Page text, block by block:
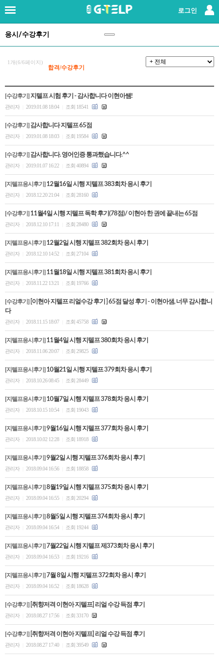
로그인
×
로그인|회원가입
지텔프란?
강사소개
패키지강좌
단과강좌
레벨테스트
응시/수강후기 (147)
고객센터
수강바구니|주문/배송
응시/수강후기
합격/수강후기
1개(6/6페이지)
[수강후기] 지텔프 시험 후기 - 감사합니다 이현아쌤!
관리자 2019.01.08 18:04 조회 18541
[수강후기] 감사합니다 지텔프 65점
관리자 2019.01.08 18:03 조회 19584
[수강후기] 감사합니다. 영어인증 통과했습니다.^^
관리자 2019.01.07 16:22 조회 40894
[지텔프응시후기] 12월16일 시행 지텔프 383회차 응시 후기
관리자 2018.12.20 21:04 조회 28160
[수강후기] 11월4일 시행 지텔프 독학 후기(78점)/ 이현아 한 권에 끝내는 65점
관리자 2018.12.10 17:11 조회 28480
[지텔프응시후기] 12월2일 시행 지텔프 382회차 응시 후기
관리자 2018.12.10 14:52 조회 27104
[지텔프응시후기] 11월18일 시행 지텔프 381회차 응시 후기
관리자 2018.11.22 13:21 조회 19766
[수강후기] [이현아 지텔프 리얼수강 후기 ] 65점 달성 후기 - 이현아샘, 너무 감사합니
다
관리자 2018.11.15 18:07 조회 45758
[지텔프응시후기] 11월4일 시행 지텔프 380회차 응시 후기
관리자 2018.11.06 20:07 조회 29825
[지텔프응시후기] 10월21일 시행 지텔프 379회차 응시 후기
관리자 2018.10.26 08:45 조회 28449
[지텔프응시후기] 10월7일 시행 지텔프 378회차 응시 후기
관리자 2018.10.15 10:54 조회 19043
[지텔프응시후기] 9월16일 시행 지텔프 377회차 응시 후기
관리자 2018.10.02 12:28 조회 18918
[지텔프응시후기] 9월2일 시행 지텔프 376회차 응시 후기
관리자 2018.09.04 16:56 조회 18858
[지텔프응시후기] 8월19일 시행 지텔프 375회차 응시 후기
관리자 2018.09.04 16:55 조회 20294
[지텔프응시후기] 8월5일 시행 지텔프 374회차 응시 후기
관리자 2018.09.04 16:54 조회 19244
[지텔프응시후기] 7월22일 시행 지텔프 제373회차 응시 후기
관리자 2018.09.04 16:53 조회 19216
[지텔프응시후기] 7월 8일 시행 지텔프 372회차 응시 후기
관리자 2018.09.04 16:52 조회 18628
[수강후기] [취향저격 이현아 지텔프] 리얼 수강 득점 후기
관리자 2018.08.27 17:56 조회 33170
[수강후기] [취향저격 이현아 지텔프] 리얼 수강 득점 후기
관리자 2018.08.27 17:40 조회 39549